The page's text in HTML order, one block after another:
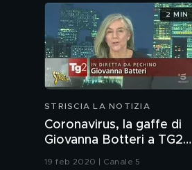
STRISCIA LA NOTIZIA
Coronavirus, la gaffe di
Giovanna Botteri a TG2
19 feb 2020 | Canale 5
2 MIN